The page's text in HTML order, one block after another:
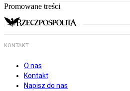
Promowane treści
KONTAKT
O nas
Kontakt
Napisz do nas